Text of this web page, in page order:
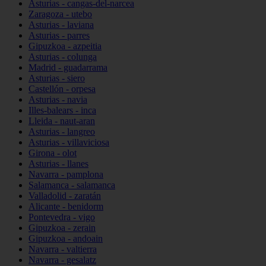
Asturias - cangas-del-narcea
Zaragoza - utebo
Asturias - laviana
Asturias - parres
Gipuzkoa - azpeitia
Asturias - colunga
Madrid - guadarrama
Asturias - siero
Castellón - orpesa
Asturias - navia
Illes-balears - inca
Lleida - naut-aran
Asturias - langreo
Asturias - villaviciosa
Girona - olot
Asturias - llanes
Navarra - pamplona
Salamanca - salamanca
Valladolid - zaratán
Alicante - benidorm
Pontevedra - vigo
Gipuzkoa - zerain
Gipuzkoa - andoain
Navarra - valtierra
Navarra - gesalatz